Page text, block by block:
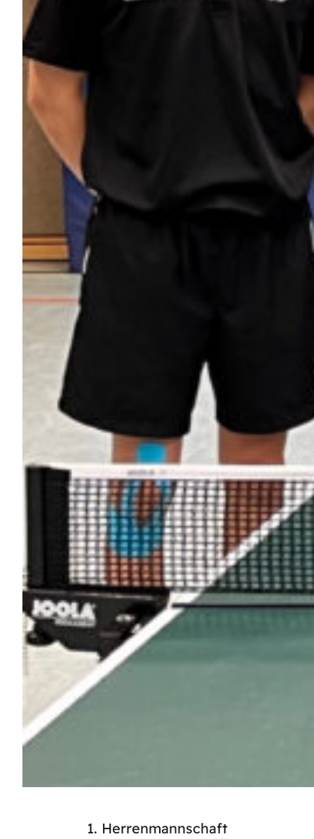
1. Herrenmannschaft